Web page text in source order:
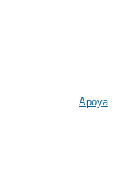
Apoya